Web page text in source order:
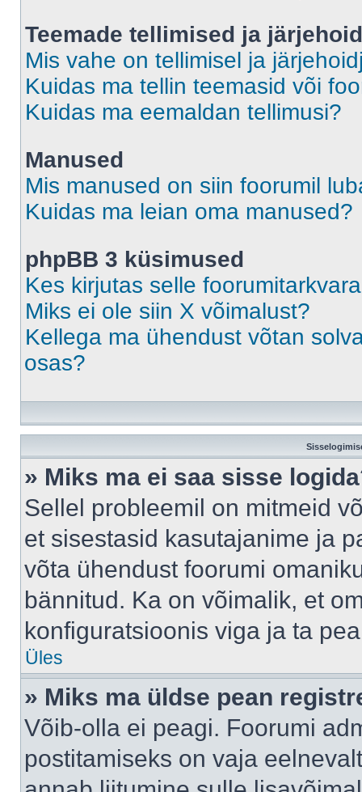
Teemade tellimised ja
Mis vahe on tellimisel ja
Kuidas ma tellin teemasid või
Kuidas ma eemaldan tellimusi?
Manused
Mis manused on siin foorumil
Kuidas ma leian oma manused?
phpBB 3 küsimused
Kes kirjutas selle
Miks ei ole siin X võimalust?
Kellega ma ühendust võtan
osas?
» Miks ma ei saa sisse
Sellel probleemil on mitmeid
et sisestasid kasutajanime ja
võta ühendust foorumi
bännitud. Ka on võimalik, et
konfiguratsioonis viga ja ta
Üles
» Miks ma üldse pean
Võib-olla ei peagi. Foorumi
postitamiseks on vaja